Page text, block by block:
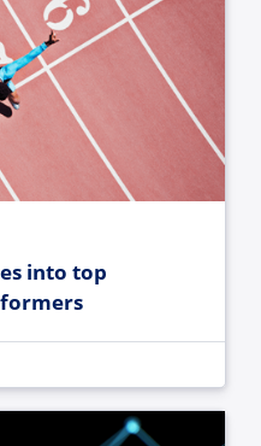
into top
aren't using it—here's